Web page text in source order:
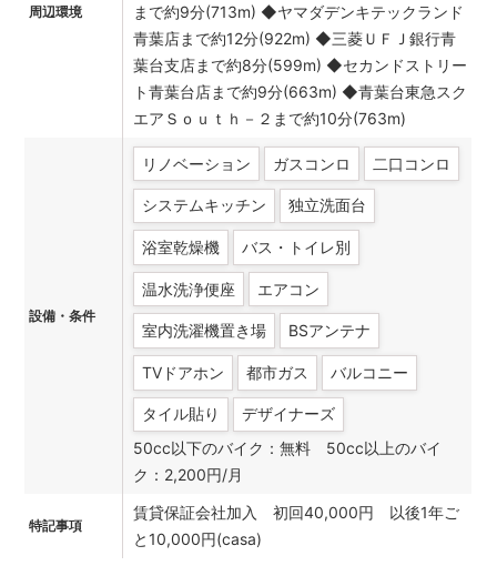
周辺環境
まで約9分(713m) ◆ヤマダデンキテックランド
青葉店まで約12分(922m) ◆三菱ＵＦＪ銀行青
葉台支店まで約8分(599m) ◆セカンドストリー
ト青葉台店まで約9分(663m) ◆青葉台東急スク
エアＳｏｕｔｈ－２まで約10分(763m)
設備・条件
リノベーション ガスコンロ 二口コンロ
システムキッチン 独立洗面台
浴室乾燥機 バス・トイレ別
温水洗浄便座 エアコン
室内洗濯機置き場 BSアンテナ
TVドアホン 都市ガス バルコニー
タイル貼り
デザイナーズ
50cc以下のバイク：無料 50cc以上のバイ
ク：2,200円/月
特記事項
賃貸保証会社加入 初回40,000円 以後1年ご
と10,000円(casa)